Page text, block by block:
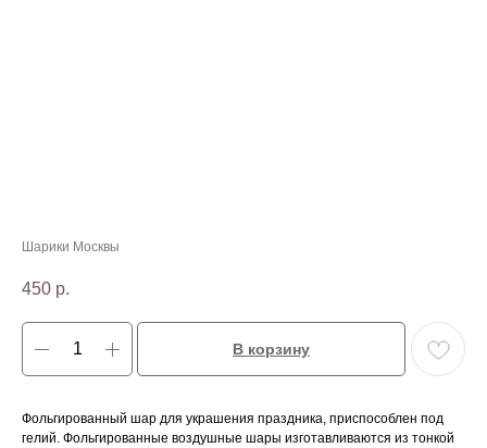
Шарики Москвы
450 р.
В корзину
Фольгированный шар для украшения праздника, приспособлен под
гелий. Фольгированные воздушные шары изготавливаются из тонкой